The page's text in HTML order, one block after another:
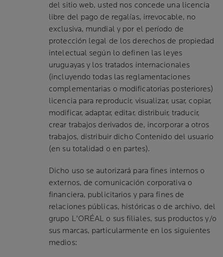
del sitio web, usted nos concede una licencia
libre del pago de regalías, irrevocable, no
exclusiva, mundial y por el período de
protección legal de los derechos de propiedad
intelectual según lo definen las leyes
uruguayas y los tratados internacionales
(incluyendo todas las reglamentaciones
complementarias o modificatorias posteriores)
licencia para reproducir, visualizar, usar, copiar,
modificar, adaptar, editar, distribuir, traducir,
crear trabajos derivados de, incorporar a otros
trabajos, distribuir dicho Contenido del usuario
(en su totalidad o en partes).
Dicho uso se autorizará para fines internos o
externos, de comunicación corporativa o
financiera, publicitarios y para fines de
relaciones públicas, históricas o de archivo, del
grupo L'ORÉAL o sus filiales, sus productos y/o
sus marcas, particularmente en los siguientes
medios: